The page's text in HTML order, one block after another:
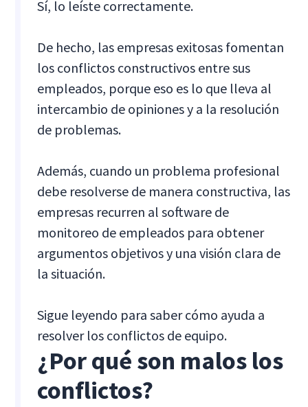
Sí, lo leíste correctamente.
De hecho, las empresas exitosas fomentan
los conflictos constructivos entre sus
empleados, porque eso es lo que lleva al
intercambio de opiniones y a la resolución
de problemas.
Además, cuando un problema profesional
debe resolverse de manera constructiva, las
empresas recurren al software de
monitoreo de empleados para obtener
argumentos objetivos y una visión clara de
la situación.
Sigue leyendo para saber cómo ayuda a
resolver los conflictos de equipo.
¿Por qué son malos los
conflictos?